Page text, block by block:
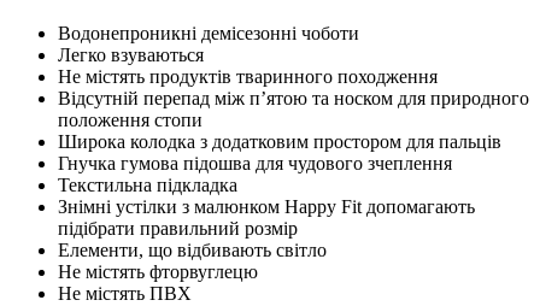
Водонепроникні демісезонні чоботи
Легко взуваються
Не містять продуктів тваринного походження
Відсутній перепад між п’ятою та носком для природного
положення стопи
Широка колодка з додатковим простором для пальців
Гнучка гумова підошва для чудового зчеплення
Текстильна підкладка
Знімні устілки з малюнком Happy Fit допомагають
підібрати правильний розмір
Елементи, що відбивають світло
Не містять фторвуглецю
Не містять ПВХ